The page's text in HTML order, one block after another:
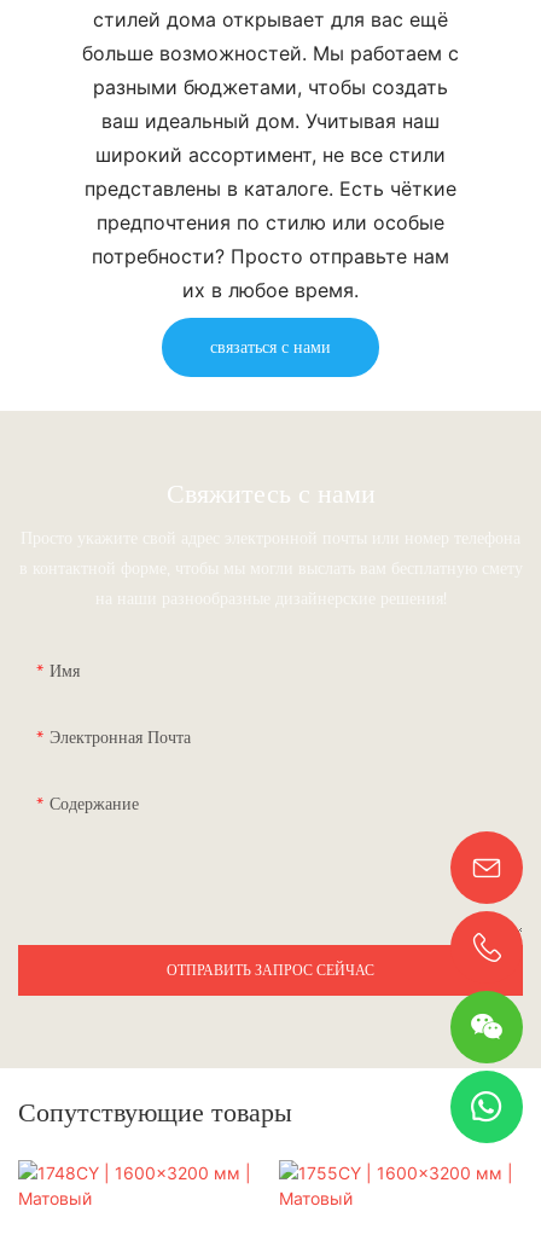
стилей дома открывает для вас ещё
больше возможностей. Мы работаем с
разными бюджетами, чтобы создать
ваш идеальный дом. Учитывая наш
широкий ассортимент, не все стили
представлены в каталоге. Есть чёткие
предпочтения по стилю или особые
потребности? Просто отправьте нам
их в любое время.
связаться с нами
Свяжитесь с нами
Просто укажите свой адрес электронной почты или номер телефона
в контактной форме, чтобы мы могли выслать вам бесплатную смету
на наши разнообразные дизайнерские решения!
Имя
Электронная Почта
Содержание
ОТПРАВИТЬ ЗАПРОС СЕЙЧАС
Сопутствующие товары